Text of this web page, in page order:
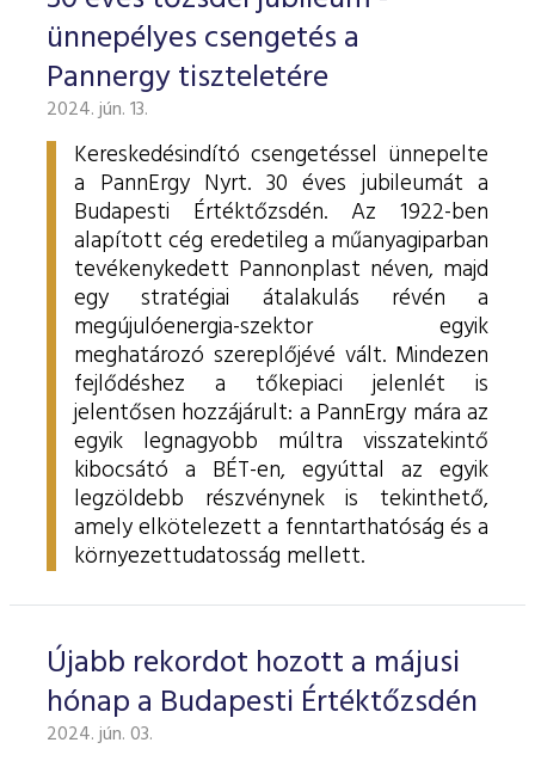
ESG Útmutató
ünnepélyes csengetés a
Pannergy tiszteletére
2024. jún. 13.
Kereskedésindító csengetéssel ünnepelte
a PannErgy Nyrt. 30 éves jubileumát a
Budapesti Értéktőzsdén. Az 1922-ben
alapított cég eredetileg a műanyagiparban
tevékenykedett Pannonplast néven, majd
egy stratégiai átalakulás révén a
megújulóenergia-szektor egyik
meghatározó szereplőjévé vált. Mindezen
fejlődéshez a tőkepiaci jelenlét is
jelentősen hozzájárult: a PannErgy mára az
egyik legnagyobb múltra visszatekintő
kibocsátó a BÉT-en, egyúttal az egyik
legzöldebb részvénynek is tekinthető,
amely elkötelezett a fenntarthatóság és a
környezettudatosság mellett.
Újabb rekordot hozott a májusi
hónap a Budapesti Értéktőzsdén
2024. jún. 03.